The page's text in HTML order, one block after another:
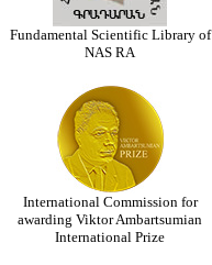
Fundamental Scientific Library of
NAS RA
International Commission for
awarding Viktor Ambartsumian
International Prize